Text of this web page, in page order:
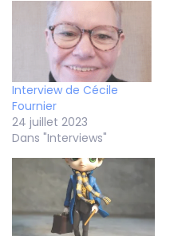
Interview de Cécile
Fournier
24 juillet 2023
Dans "Interviews"